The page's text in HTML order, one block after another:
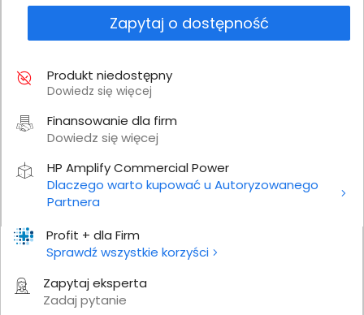
Profit + dla Firm
Sprawdź wszystkie korzyści
Zapytaj eksperta
Zadaj pytanie
Zapytaj o dostępność
Produkt niedostępny
Dowiedz się więcej
Finansowanie dla firm
Dowiedz się więcej
HP Amplify Commercial Power
Dlaczego warto kupować u Autoryzowanego
Partnera